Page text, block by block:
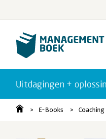
Uitdagingen +
E-Books